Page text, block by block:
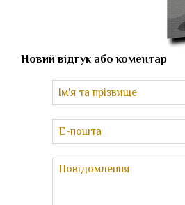
Новий відгук або коментар